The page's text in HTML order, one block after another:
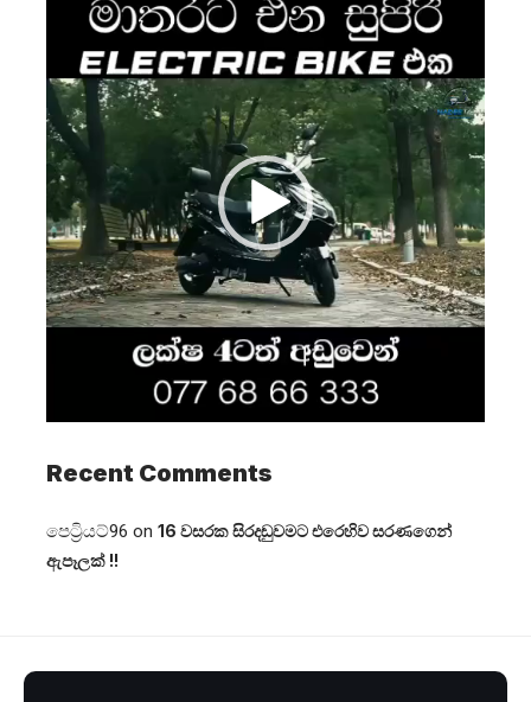
Player
Recent Comments
පෙට්‍රියට්96 on 16 වසරක සිරදඬුවමට එරෙහිව සරණගෙන්
ඇපෑලක් !!